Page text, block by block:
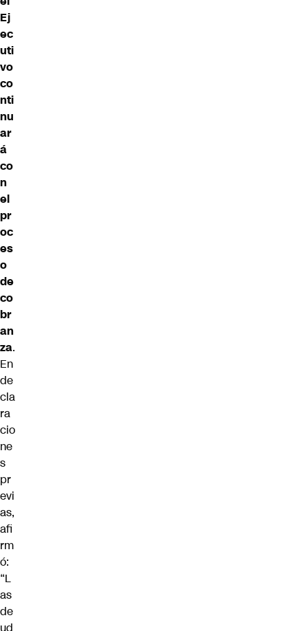
Ej
ec
uti
vo
co
nti
nu
ar
á
co
n
el
pr
oc
es
o
de
co
br
an
za.
En
de
cla
ra
cio
ne
s
pr
evi
as,
afi
rm
ó:
“L
as
de